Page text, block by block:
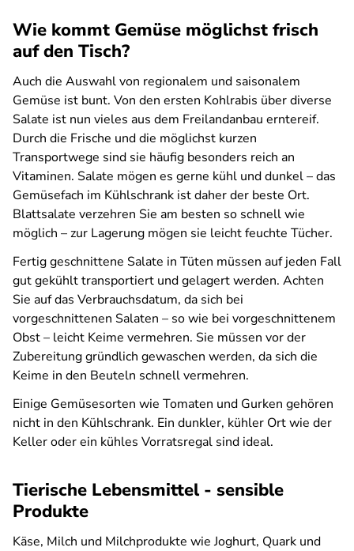
Wie kommt Gemüse möglichst frisch
auf den Tisch?
Auch die Auswahl von regionalem und saisonalem
Gemüse ist bunt. Von den ersten Kohlrabis über diverse
Salate ist nun vieles aus dem Freilandanbau erntereif.
Durch die Frische und die möglichst kurzen
Transportwege sind sie häufig besonders reich an
Vitaminen. Salate mögen es gerne kühl und dunkel – das
Gemüsefach im Kühlschrank ist daher der beste Ort.
Blattsalate verzehren Sie am besten so schnell wie
möglich – zur Lagerung mögen sie leicht feuchte Tücher.
Fertig geschnittene Salate in Tüten müssen auf jeden Fall
gut gekühlt transportiert und gelagert werden. Achten
Sie auf das Verbrauchsdatum, da sich bei
vorgeschnittenen Salaten – so wie bei vorgeschnittenem
Obst – leicht Keime vermehren. Sie müssen vor der
Zubereitung gründlich gewaschen werden, da sich die
Keime in den Beuteln schnell vermehren.
Einige Gemüsesorten wie Tomaten und Gurken gehören
nicht in den Kühlschrank. Ein dunkler, kühler Ort wie der
Keller oder ein kühles Vorratsregal sind ideal.
Tierische Lebensmittel - sensible
Produkte
Käse, Milch und Milchprodukte wie Joghurt, Quark und